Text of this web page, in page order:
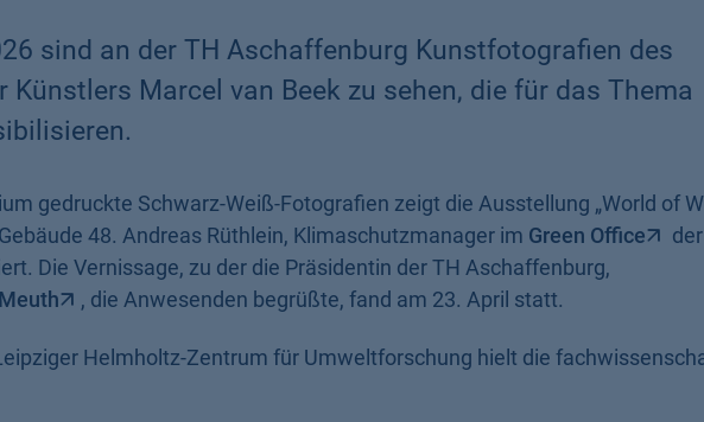
sind an der TH Aschaffenburg Kunstfotografien des
Künstlers Marcel van Beek zu sehen, die für das Thema
gedruckte Schwarz-Weiß-Fotografien zeigt die Ausstellung „World of
48. Andreas Rüthlein, Klimaschutzmanager im Green Office
Die Vernissage, zu der die Präsidentin der TH Aschaffenburg,
, die Anwesenden begrüßte, fand am 23. April statt.
Helmholtz-Zentrum für Umweltforschung hielt die